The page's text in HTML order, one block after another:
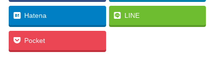
Hatena LINE
Pocket